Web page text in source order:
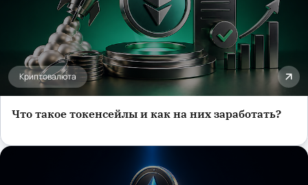
Криптовалюта
Что такое токенсейлы и как на них заработать?